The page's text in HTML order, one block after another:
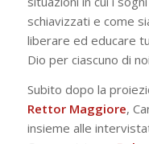
schiavizzati e come
liberare ed educare
Dio per ciascuno di
Subito dopo la
Rettor Maggiore,
insieme alle